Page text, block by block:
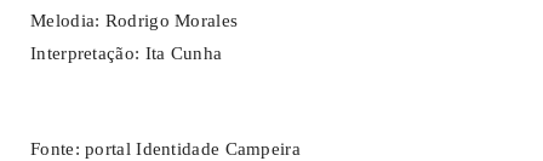
Melodia: Rodrigo Morales
Interpretação: Ita Cunha
Fonte: portal Identidade Campeira